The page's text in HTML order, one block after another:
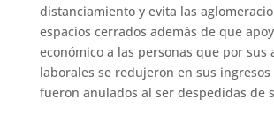
distanciamiento y evita las
espacios cerrados además de que
económico a las personas que por sus
laborales se redujeron en sus
fueron anulados al ser despedidas de